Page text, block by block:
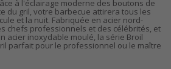
à l'éclairage moderne des boutons de
du gril, votre barbecue attirera tous les
et la nuit. Fabriquée en acier nord-
chefs professionnels et des célébrités, et
acier inoxydable moulé, la série Broil
parfait pour le professionnel ou le maître